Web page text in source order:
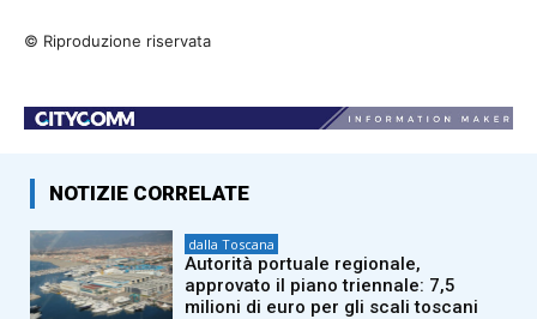
© Riproduzione riservata
NOTIZIE CORRELATE
dalla Toscana
Autorità portuale regionale,
approvato il piano triennale: 7,5
milioni di euro per gli scali toscani